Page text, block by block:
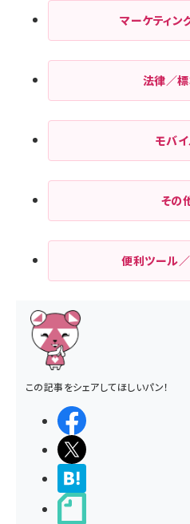
マーケティン
法律／
モバ
その
便利ツール
この記事をシェアしてほしいパン！